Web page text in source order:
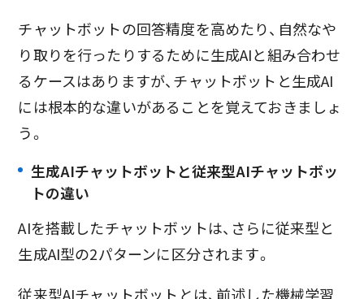
チャットボットの回答精度を高めたり、自然なや
り取りを行ったりするために生成AIと組み合わせ
るケースはありますが、チャットボットと生成AI
には根本的な違いがあることを覚えておきましょ
う。
生成AIチャットボットと従来型AIチャットボッ
トの違い
AIを搭載したチャットボットは、さらに従来型と
生成AI型の2パターンに区分されます。
従来型AIチャットボットとは、前述した機械学習